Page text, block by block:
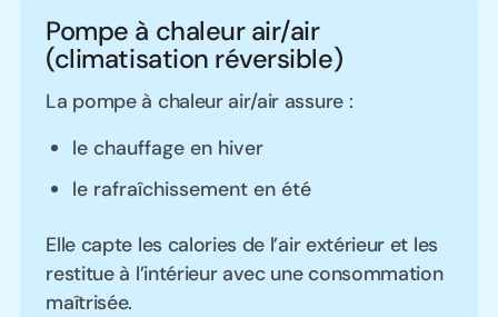
Pompe à chaleur air/air
(climatisation réversible)
La pompe à chaleur air/air assure :
le chauffage en hiver
le rafraîchissement en été
Elle capte les calories de l’air extérieur et les
restitue à l’intérieur avec une consommation
maîtrisée.